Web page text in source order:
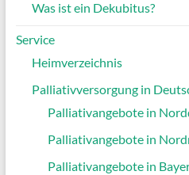
Was ist ein Dekubitus?
Service
Heimverzeichnis
Palliativversorgung in
Palliativangebote in
Palliativangebote in
Palliativangebote in